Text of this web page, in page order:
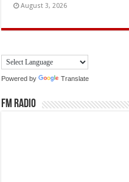
August 3, 2026
Powered by Translate
FM Radio